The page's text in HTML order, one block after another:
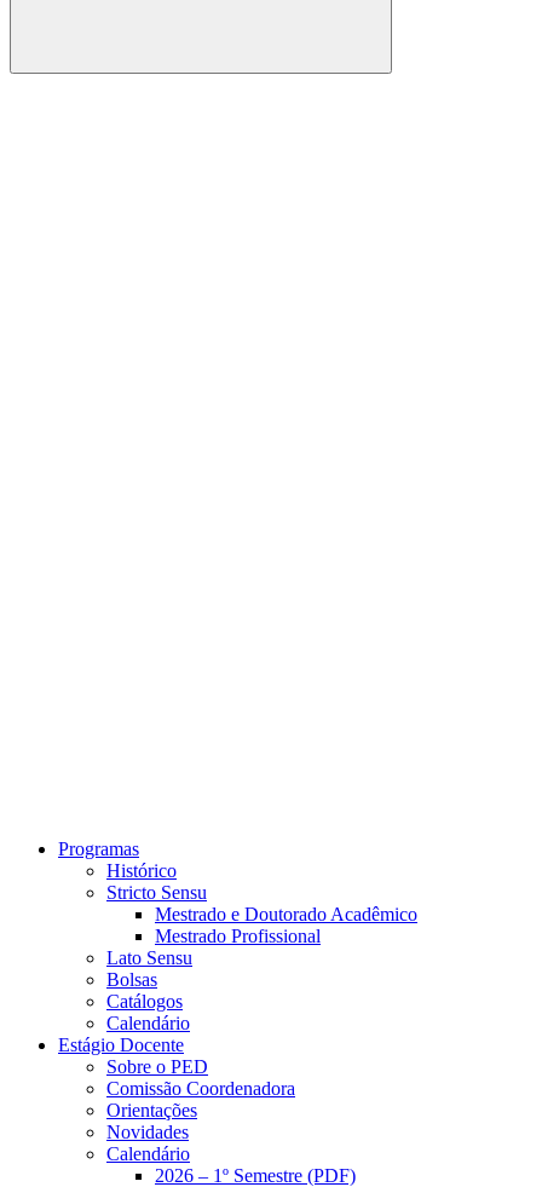
Buscar
Programas
Histórico
Stricto Sensu
Mestrado e Doutorado Acadêmico
Mestrado Profissional
Lato Sensu
Bolsas
Catálogos
Calendário
Estágio Docente
Sobre o PED
Comissão Coordenadora
Orientações
Novidades
Calendário
2026 – 1º Semestre (PDF)